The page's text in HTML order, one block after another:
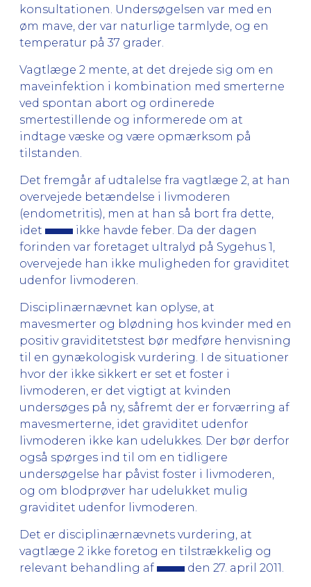
konsultationen. Undersøgelsen var med en
øm mave, der var naturlige tarmlyde, og en
temperatur på 37 grader.
Vagtlæge 2 mente, at det drejede sig om en
maveinfektion i kombination med smerterne
ved spontan abort og ordinerede
smertestillende og informerede om at
indtage væske og være opmærksom på
tilstanden.
Det fremgår af udtalelse fra vagtlæge 2, at han
overvejede betændelse i livmoderen
(endometritis), men at han så bort fra dette,
idet
ikke havde feber. Da der dagen
forinden var foretaget ultralyd på Sygehus 1,
overvejede han ikke muligheden for graviditet
udenfor livmoderen.
Disciplinærnævnet kan oplyse, at
mavesmerter og blødning hos kvinder med en
positiv graviditetstest bør medføre henvisning
til en gynækologisk vurdering. I de situationer
hvor der ikke sikkert er set et foster i
livmoderen, er det vigtigt at kvinden
undersøges på ny, såfremt der er forværring af
mavesmerterne, idet graviditet udenfor
livmoderen ikke kan udelukkes. Der bør derfor
også spørges ind til om en tidligere
undersøgelse har påvist foster i livmoderen,
og om blodprøver har udelukket mulig
graviditet udenfor livmoderen.
Det er disciplinærnævnets vurdering, at
vagtlæge 2 ikke foretog en tilstrækkelig og
relevant behandling af
den 27. april 2011.